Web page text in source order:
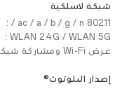
شبكة لاسلكية
802.11 ac / a / b / g / n / ؛
WLAN 2.4G / WLAN 5G ؛
عرض Wi-Fi ومشاركة شبكة WLAN
إصدار البلوتوث®